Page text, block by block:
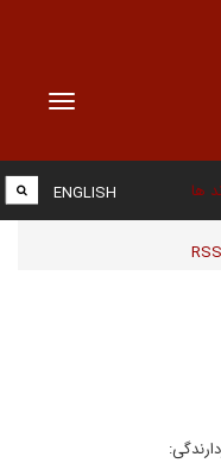
Toggle
ها
RSS
ENGLISH